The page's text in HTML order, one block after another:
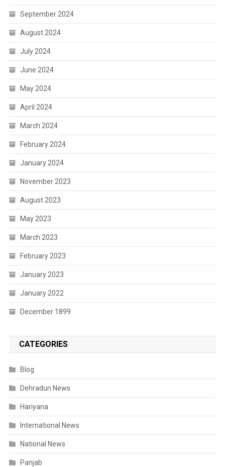
September 2024
August 2024
July 2024
June 2024
May 2024
April 2024
March 2024
February 2024
January 2024
November 2023
August 2023
May 2023
March 2023
February 2023
January 2023
January 2022
December 1899
CATEGORIES
Blog
Dehradun News
Hariyana
International News
National News
Panjab